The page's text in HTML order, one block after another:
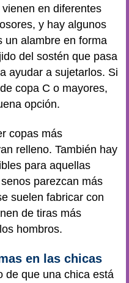
en diferentes
y hay algunos
un alambre en forma
del sostén que pasa
ayudar a sujetarlos. Si
copa C o mayores,
opción.
copas más
relleno. También hay
para aquellas
parezcan más
suelen fabricar con
de tiras más
hombros.
en las chicas
de que una chica está